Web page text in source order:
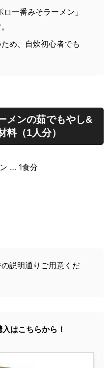
ロ一番みそラーメン」
め、自炊初心者でも
メンの茹でもやし&
料（1人分）
… 1食分
説明通りご用意くだ
はこちらから！